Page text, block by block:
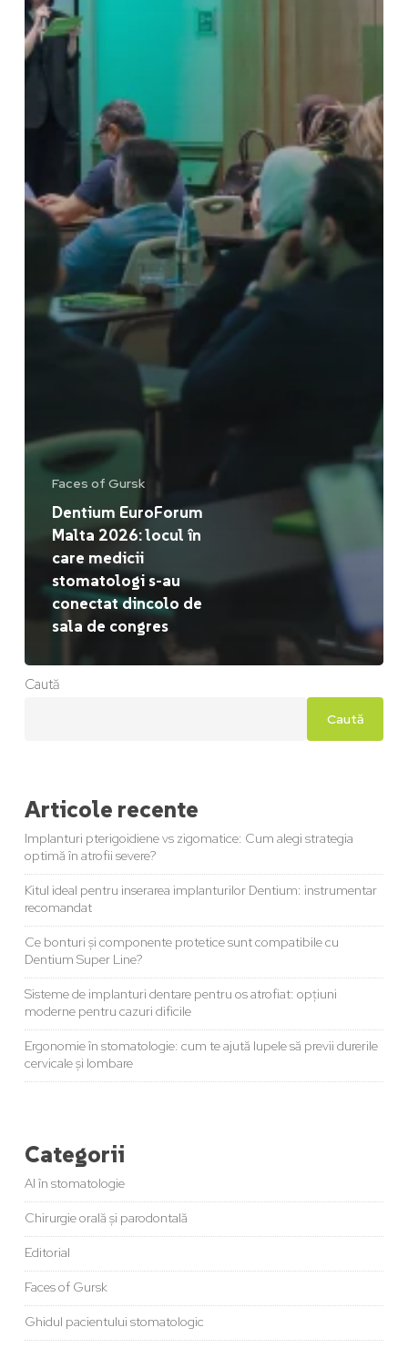
Faces of Gursk
Dentium EuroForum
Malta 2026: locul în
care medicii
stomatologi s-au
conectat dincolo de
sala de congres
Caută
Caută
Articole recente
Implanturi pterigoidiene vs zigomatice: Cum alegi strategia
optimă în atrofii severe?
Kitul ideal pentru inserarea implanturilor Dentium: instrumentar
recomandat
Ce bonturi și componente protetice sunt compatibile cu
Dentium Super Line?
Sisteme de implanturi dentare pentru os atrofiat: opțiuni
moderne pentru cazuri dificile
Ergonomie în stomatologie: cum te ajută lupele să previi durerile
cervicale și lombare
Categorii
AI în stomatologie
Chirurgie orală și parodontală
Editorial
Faces of Gursk
Ghidul pacientului stomatologic